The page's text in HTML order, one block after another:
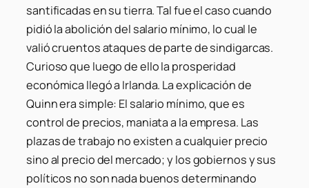
santificadas en su tierra. Tal fue el caso cuando
pidió la abolición del salario mínimo, lo cual le
valió cruentos ataques de parte de sindigarcas.
Curioso que luego de ello la prosperidad
económica llegó a Irlanda. La explicación de
Quinn era simple: El salario mínimo, que es
control de precios, maniata a la empresa. Las
plazas de trabajo no existen a cualquier precio
sino al precio del mercado; y los gobiernos y sus
políticos no son nada buenos determinando